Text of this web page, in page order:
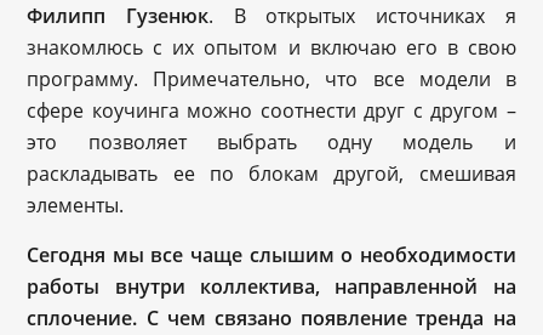
Филипп Гузенюк. В открытых источниках я
знакомлюсь с их опытом и включаю его в свою
программу. Примечательно, что все модели в
сфере коучинга можно соотнести друг с другом –
это позволяет выбрать одну модель и
раскладывать ее по блокам другой, смешивая
элементы.
Сегодня мы все чаще слышим о необходимости
работы внутри коллектива, направленной на
сплочение. С чем связано появление тренда на